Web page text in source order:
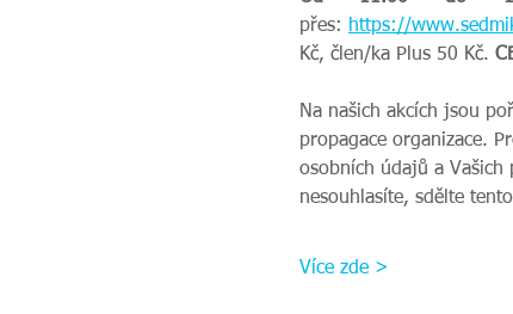
přes: https://
Kč, člen/ka Plus 50 Kč.
Na našich akcích jsou
propagace organizace.
osobních údajů a
nesouhlasíte, sdělte
Více zde >